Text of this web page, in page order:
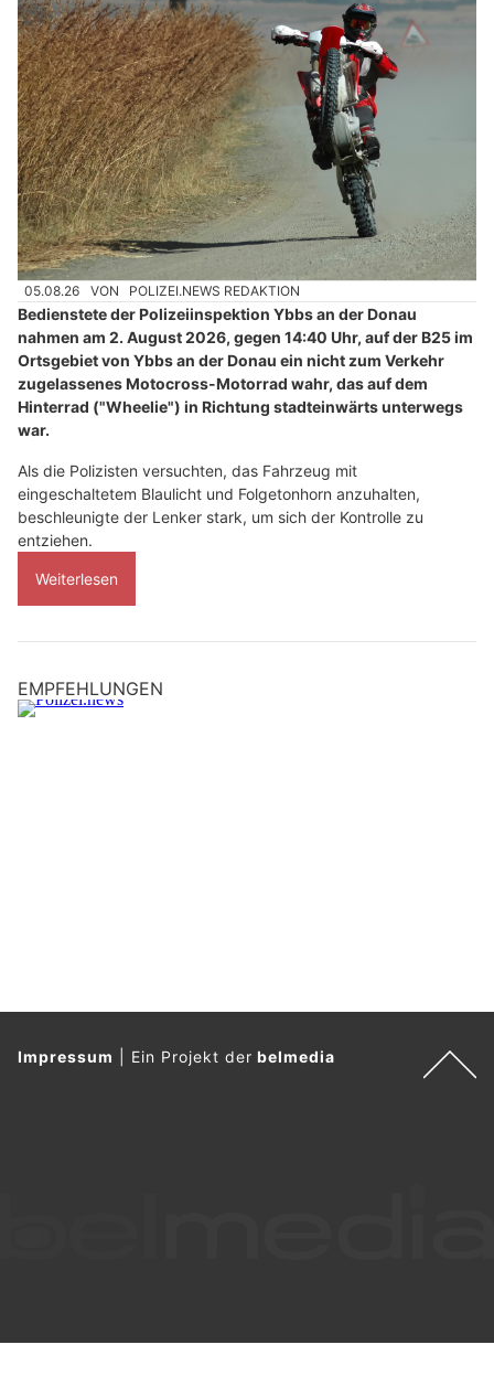
05.08.26 VON POLIZEI.NEWS REDAKTION
Bedienstete der Polizeiinspektion Ybbs an der Donau
nahmen am 2. August 2026, gegen 14:40 Uhr, auf der B25 im
Ortsgebiet von Ybbs an der Donau ein nicht zum Verkehr
zugelassenes Motocross-Motorrad wahr, das auf dem
Hinterrad ("Wheelie") in Richtung stadteinwärts unterwegs
war.
Als die Polizisten versuchten, das Fahrzeug mit
eingeschaltetem Blaulicht und Folgetonhorn anzuhalten,
beschleunigte der Lenker stark, um sich der Kontrolle zu
entziehen.
Weiterlesen
EMPFEHLUNGEN
Impressum Ein Projekt derbelmedia